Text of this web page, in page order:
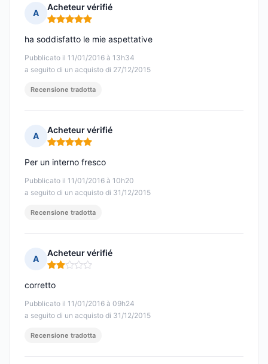
A
Acheteur vérifié
Nota: 5 su 5
Pubblicato il 11/01/2016 à 13h34
a seguito di un acquisto di 27/12/2015
ha soddisfatto le mie aspettative
Recensione tradotta
A
Acheteur vérifié
Nota: 5 su 5
Pubblicato il 11/01/2016 à 10h20
a seguito di un acquisto di 31/12/2015
Per un interno fresco
Recensione tradotta
A
Acheteur vérifié
Nota: 2 su 5
Pubblicato il 11/01/2016 à 09h24
a seguito di un acquisto di 31/12/2015
corretto
Recensione tradotta